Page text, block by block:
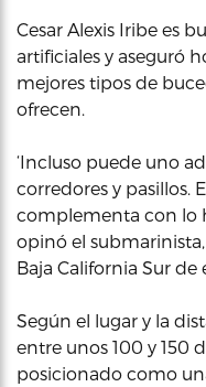
Cesar Alexis Iribe es
artificiales y aseguró
mejores tipos de
ofrecen.
‘Incluso puede uno
corredores y pasillos.
complementa con lo
opinó el submarinista,
Baja California Sur de
Según el lugar y la
entre unos 100 y 150
posicionado como